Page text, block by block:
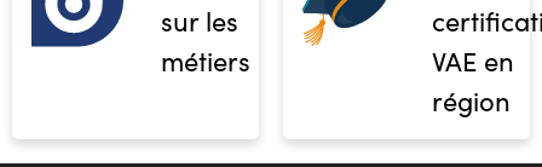
sur les
métiers
VAE en
région